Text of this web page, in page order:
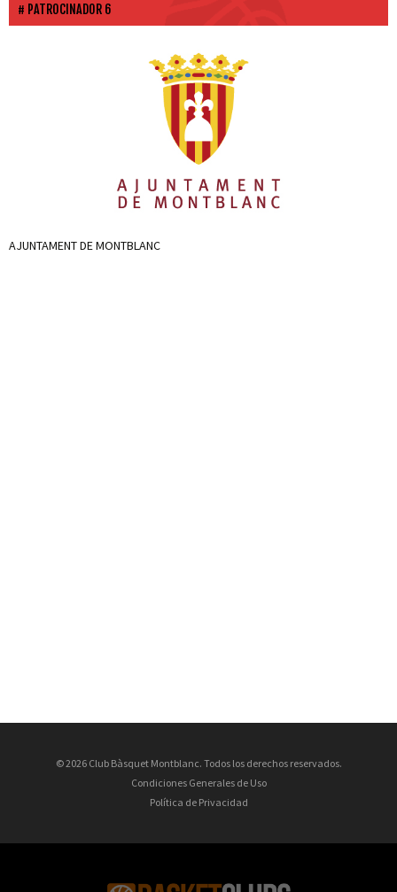
PATROCINADOR 6
AJUNTAMENT DE MONTBLANC
© 2026 Club Bàsquet Montblanc. Todos los derechos reservados.
Condiciones Generales de Uso
Política de Privacidad